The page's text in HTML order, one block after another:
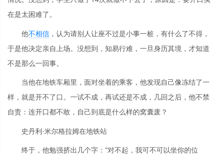
在是太困难了。
他不相信 ，认为请别人让座不过是小事一桩，有什么了不得，
于是他决定亲自上场。没想到，知易行难，一旦身历其境，才知道
不是那么一回事。
当他在地铁车厢里，面对坐着的乘客，他发现自己像冻结了一
样，就是开不了口。一试不成，再试还是不成，几回之后，他不禁
自责：连开口都不敢，自己到底是什么样的窝囊废？
史丹利·米尔格拉姆在地铁站
终于，他勉强挤出几个字：“对不起，我可不可以坐你的位